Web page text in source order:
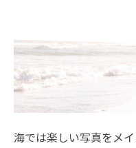
海では楽しい写真をメイ